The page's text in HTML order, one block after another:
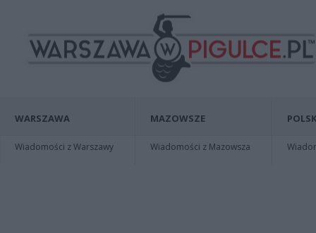
WARSZAWA
Wiadomości z Warszawy
MAZOWSZE
Wiadomości z Mazowsza